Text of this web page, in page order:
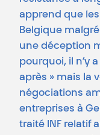
apprend que
Belgique malgré
une déception
pourquoi, il n’y
après » mais la
négociations
entreprises à
traité INF relatif